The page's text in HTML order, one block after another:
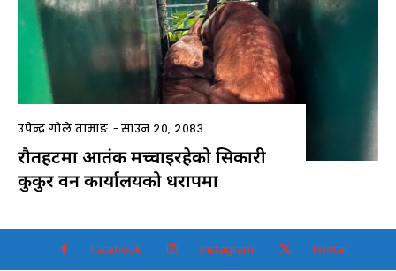
उपेन्द्र गोले तामाङ -साउन २०, २०८३
रौतहटमा आतंक मच्चाइरहेको सिकारी
कुकुर वन कार्यालयको धरापमा
Facebook Instagram Twitter